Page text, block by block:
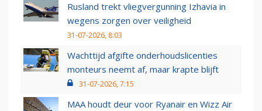
Rusland trekt vliegvergunning Izhavia in
wegens zorgen over veiligheid
31-07-2026, 8:03
Wachttijd afgifte onderhoudslicenties
monteurs neemt af, maar krapte blijft
31-07-2026, 7:15
MAA houdt deur voor Ryanair en Wizz Air